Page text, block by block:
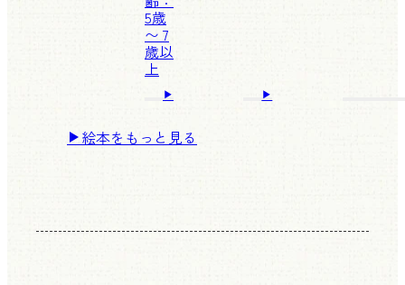
5歳
〜 7
歳以
上
絵本をもっと見る